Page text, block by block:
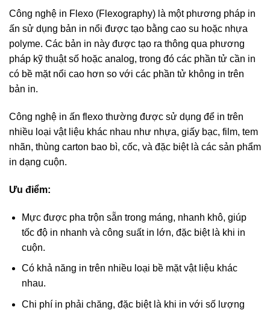
Công nghệ in Flexo (Flexography) là một phương pháp in
ấn sử dụng bản in nổi được tạo bằng cao su hoặc nhựa
polyme. Các bản in này được tạo ra thông qua phương
pháp kỹ thuật số hoặc analog, trong đó các phần tử cần in
có bề mặt nổi cao hơn so với các phần tử không in trên
bản in.
Công nghệ in ấn flexo thường được sử dụng để in trên
nhiều loại vật liệu khác nhau như nhựa, giấy bạc, film, tem
nhãn, thùng carton bao bì, cốc, và đặc biệt là các sản phẩm
in dạng cuộn.
Ưu điểm:
Mực được pha trộn sẵn trong máng, nhanh khô, giúp
tốc độ in nhanh và công suất in lớn, đặc biệt là khi in
cuộn.
Có khả năng in trên nhiều loại bề mặt vật liệu khác
nhau.
Chi phí in phải chăng, đặc biệt là khi in với số lượng